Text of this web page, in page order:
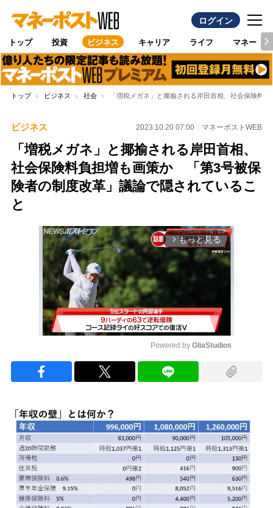
ログイン
トップ 投資 ビジネス キャリア ライフ マネー
トップ ビジネス 社会 「増税メガネ」と揶揄される岸田首相、社会保険料
ビジネス 2023.10.20 07:00 マネーポストWEB
「増税メガネ」と揶揄される岸田首相、
社会保険料負担増も画策か 「第3号被保
険者の制度改革」議論で隠されているこ
と
arrow_forward_ios もっと見る
Powered by GliaStudios